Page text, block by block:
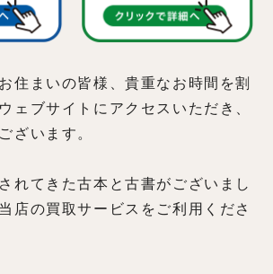
住まいの皆様、貴重なお時間を割
ェブサイトにアクセスいただき、
ざいます。
れてきた古本と古書がございまし
店の買取サービスをご利用くださ